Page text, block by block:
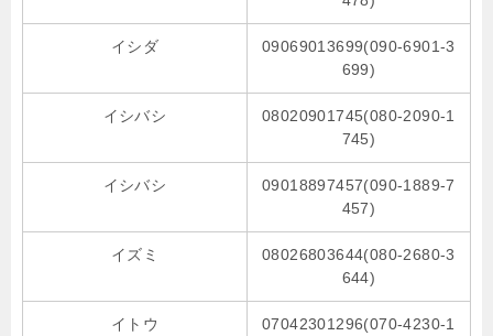
イシダ
09069013699(090-6901-3
699)
イシバシ
08020901745(080-2090-1
745)
イシバシ
09018897457(090-1889-7
457)
イズミ
08026803644(080-2680-3
644)
イトウ
07042301296(070-4230-1